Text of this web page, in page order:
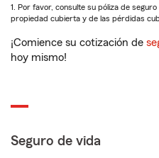
1. Por favor, consulte su póliza de
propiedad cubierta y de las pérdidas
¡Comience su cotización de
hoy mismo!
Seguro de vida